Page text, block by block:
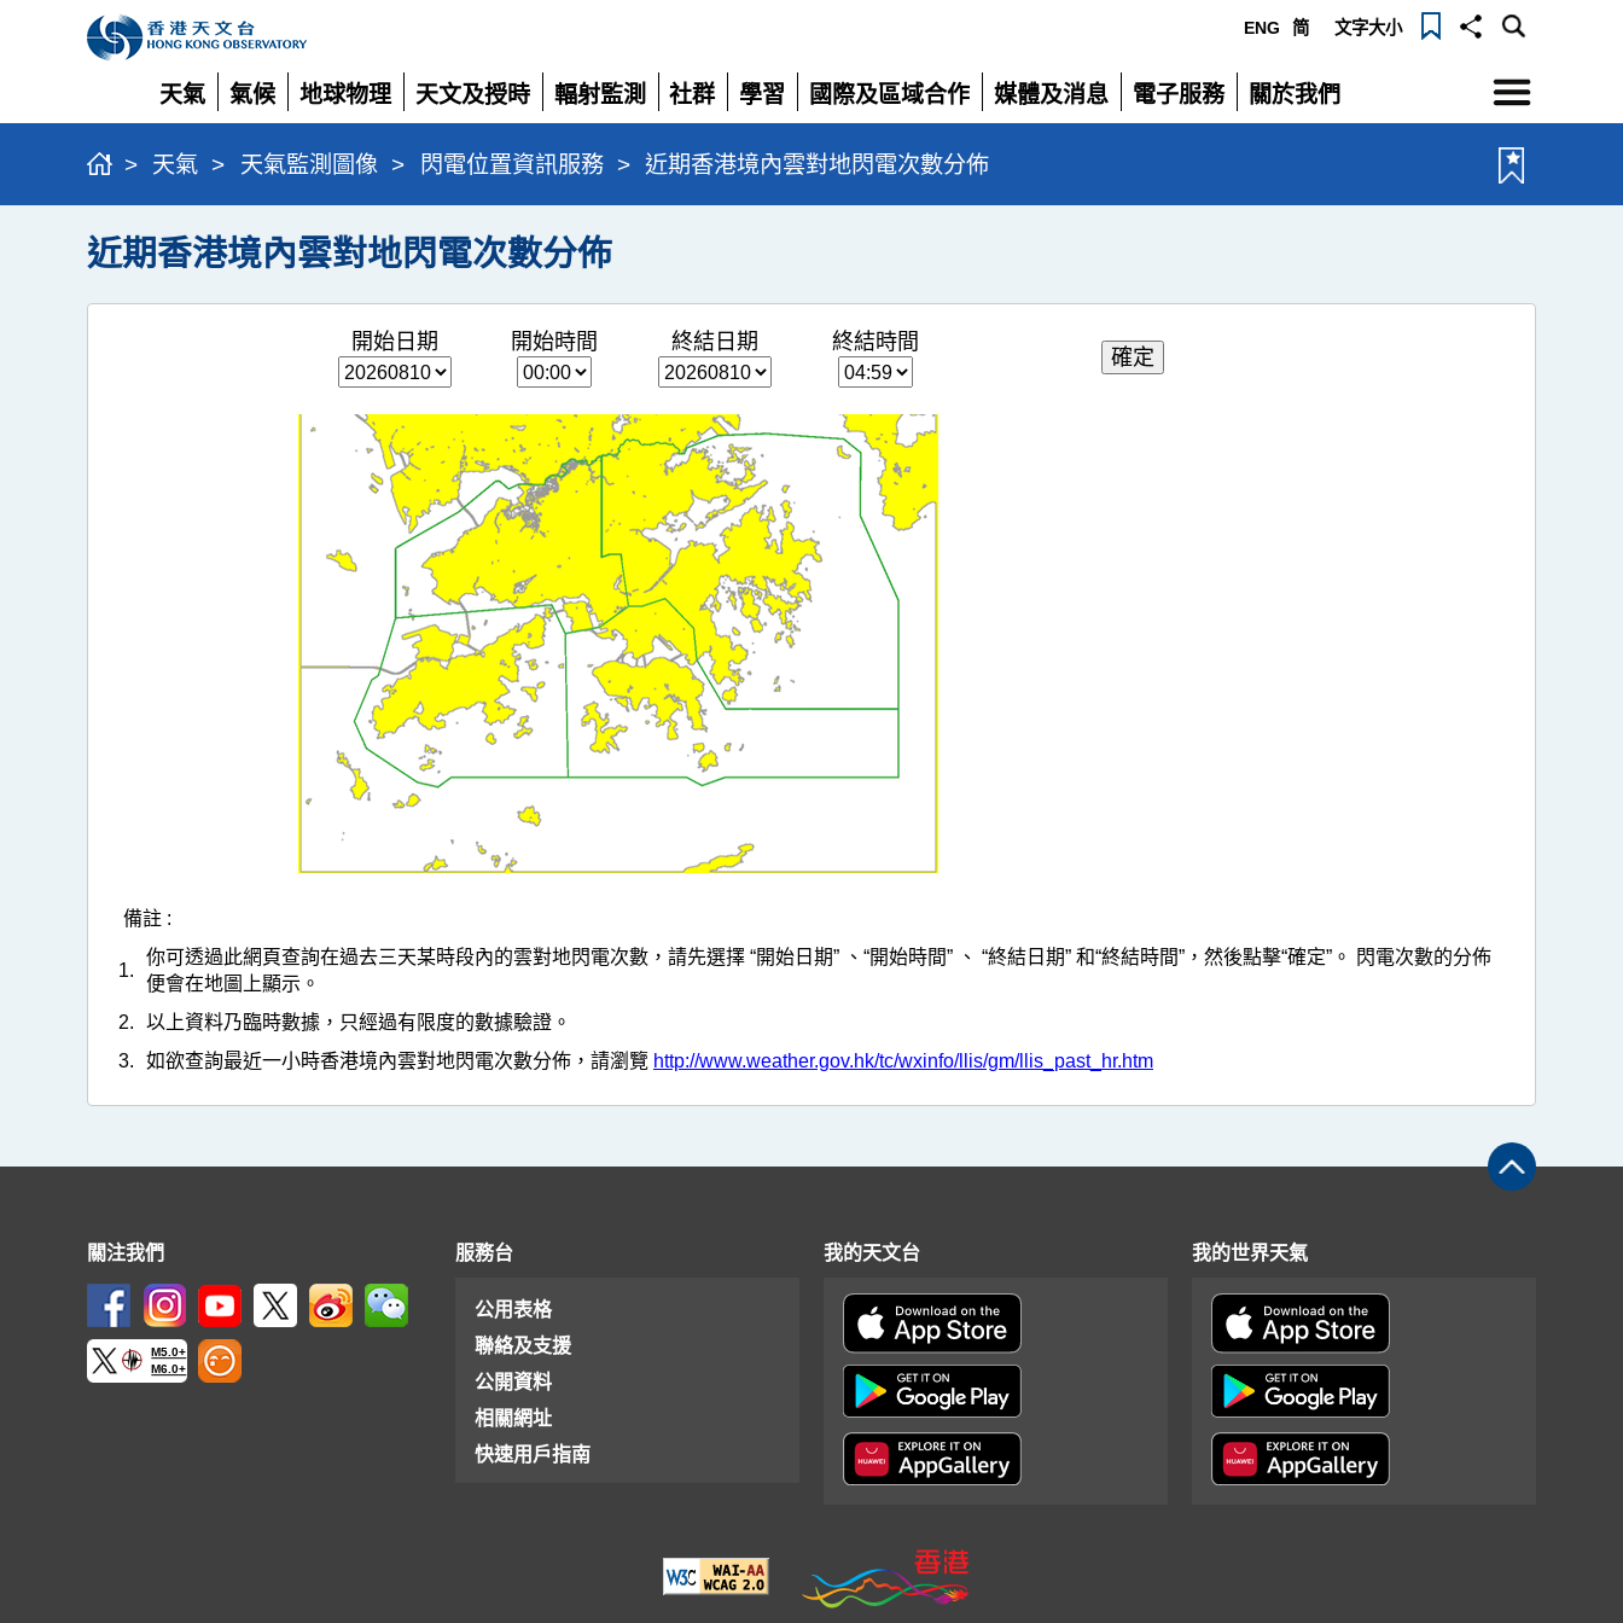
ENG 简 文字大小
天氣
展
開
氣候
展
開
地球物理
展
開
天文及授時
展
開
輻射監測
展
開
社群
展
開
學習
展
開
國際及區域合作
展
開
媒體及消息
展
電子服務
展
關於我們
展
選
單
> 天氣 > 天氣監測圖像 > 閃電位置資訊服務 > 近期香港境內雲對地閃電次數分佈
近期香港境內雲對地閃電次數分佈
開始日期 開始時間 終結日期 終結時間
備註 :
1.
你可透過此網頁查詢在過去三天某時段內的雲對地閃電次數，請先選擇 “開始日期” 、“開始時間” 、 “終結日期” 和“終結時間”，然後點擊“確定”。 閃電次數的分佈
便會在地圖上顯示。
2.
以上資料乃臨時數據，只經過有限度的數據驗證。
3.
如欲查詢最近一小時香港境內雲對地閃電次數分佈，請瀏覽 http://www.weather.gov.hk/tc/wxinfo/llis/gm/llis_past_hr.htm
關注我們
M5.0+
M6.0+
服務台
公用表格
聯絡及支援
公開資料
相關網址
快速用戶指南
我的天文台 我的世界天氣